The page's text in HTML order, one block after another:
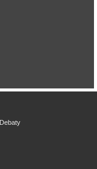
Debaty